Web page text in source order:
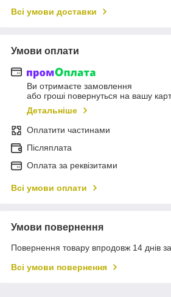
Всі умови доставки
Умови оплати
Ви отримаєте замовлення
або гроші повернуться на вашу
Детальніше
Оплатити частинами
Післяплата
Оплата за реквізитами
Всі умови оплати
Умови повернення
Повернення товару впродовж 14 днів
Всі умови повернення